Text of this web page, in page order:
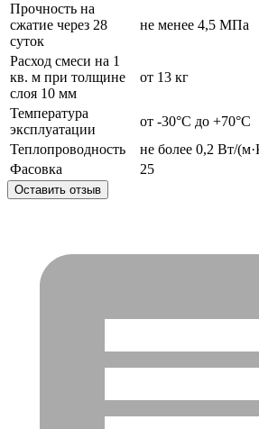
Прочность на
сжатие через 28
суток
не менее 4,5 МПа
Расход смеси на 1
кв. м при толщине
слоя 10 мм
от 13 кг
Температура
эксплуатации
от -30°С до +70°С
Теплопроводность
не более 0,2 Вт/
Фасовка
25
Оставить отзыв